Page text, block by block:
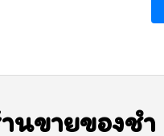
นขายของชำ